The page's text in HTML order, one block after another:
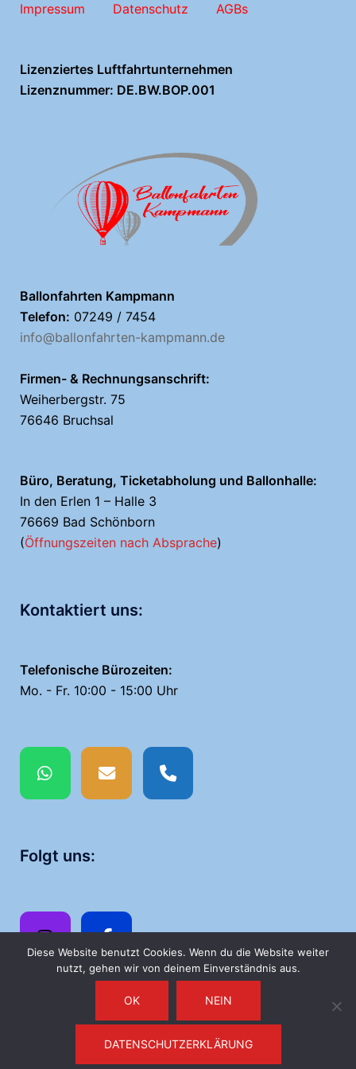
Impressum Datenschutz AGBs
Lizenziertes Luftfahrtunternehmen
Lizenznummer: DE.BW.BOP.001
Ballonfahrten Kampmann
Telefon: 07249 / 7454
info@ballonfahrten-kampmann.de
Firmen- & Rechnungsanschrift:
Weiherbergstr. 75
76646 Bruchsal
Büro, Beratung, Ticketabholung und Ballonhalle:
In den Erlen 1 – Halle 3
76669 Bad Schönborn
(Öffnungszeiten nach Absprache)
Kontaktiert uns:
Telefonische Bürozeiten:
Mo. - Fr. 10:00 - 15:00 Uhr
Folgt uns:
© 2026 Ballonfahrten Kampmann
Diese Website benutzt Cookies. Wenn du die Website weiter
nutzt, gehen wir von deinem Einverständnis aus.
OK NEIN
DATENSCHUTZERKLÄRUNG